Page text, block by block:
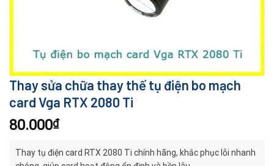
Thay sửa chữa thay thế tụ điện bo mạch
card Vga RTX 2080 Ti
80.000₫
Thay tụ điện card RTX 2080 Ti chính hãng, khắc phục lỗi nhanh